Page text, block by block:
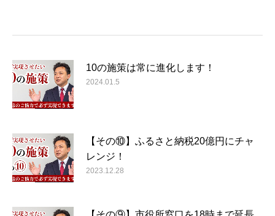
10の施策は常に進化します！
2024.01.5
【その⑩】ふるさと納税20億円にチャ
レンジ！
2023.12.28